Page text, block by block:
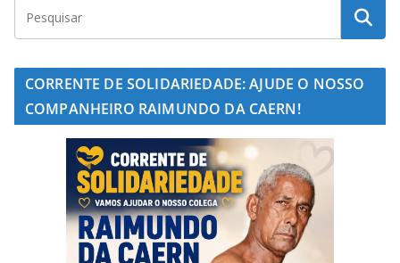
CORRENTE DE SOLIDARIEDADE: AJUDE O NOSSO
COMPANHEIRO RAIMUNDO DA CAERN!